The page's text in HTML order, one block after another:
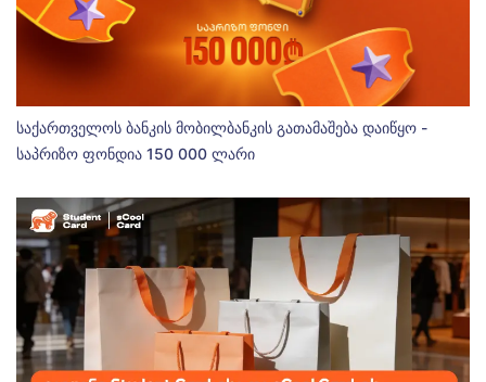
საქართველოს ბანკის მობილბანკის გათამაშება დაიწყო -
საპრიზო ფონდია 150 000 ლარი